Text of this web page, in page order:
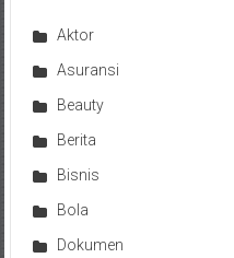
Aktor
Asuransi
Beauty
Berita
Bisnis
Bola
Dokumen